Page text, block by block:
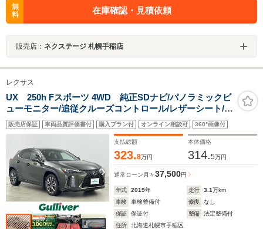
無
料
在庫確認・見積依頼
販売店： ネクステージ 札幌手稲店
レクサス
UX 250h Fスポーツ 4WD 純正SDナビ/パノラミックビ
ューモニター/追従クルーズコントロール/レザーシート/パ
ワーシート/メモリーシート/シートヒーター/ステアリング
ヒーター/ミラーヒーター/パドルシフト/BSM
販売店保証 車両品質評価書付 購入プラン付 オンライン相談可 360°画像付
支払総額
323.8万円
本体価格
314.5万円
通常ローン 月々37,500円
年式 2019年 走行 3.1万km
車検
車検整備付 修復
なし
保証
保証付 整備
法定整備付
住所
北海道札幌市手稲区